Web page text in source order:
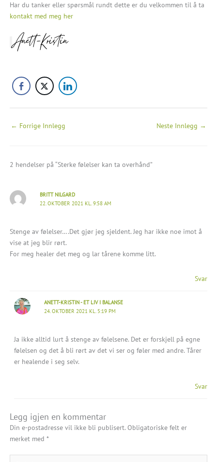
Har du tanker eller spørsmål rundt dette er du velkommen til å ta
kontakt med meg her
Anett-Kristin
← Forrige Innlegg Neste Innlegg →
2 hendelser på “Sterke følelser kan ta overhånd”
BRITT NILGARD
22. OKTOBER 2021 KL. 9:58 AM
Stenge av følelser….Det gjør jeg sjeldent. Jeg har ikke noe imot å
vise at jeg blir rørt.
For meg healer det meg og lar tårene komme litt.
Svar
ANETT-KRISTIN - ET LIV I BALANSE
24. OKTOBER 2021 KL. 5:19 PM
Ja ikke alltid lurt å stenge av følelsene. Det er forskjell på egne
følelsen og det å bli rørt av det vi ser og føler med andre. Tårer
er healende i seg selv.
Svar
Legg igjen en kommentar
Din e-postadresse vil ikke bli publisert. Obligatoriske felt er
merket med *